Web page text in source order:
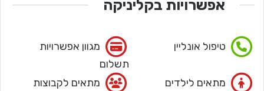
אפשרויות בקליניקה
טיפול אונליין
מגוון אפשרויות
תשלום
מתאים לילדים
מתאים לקבוצות